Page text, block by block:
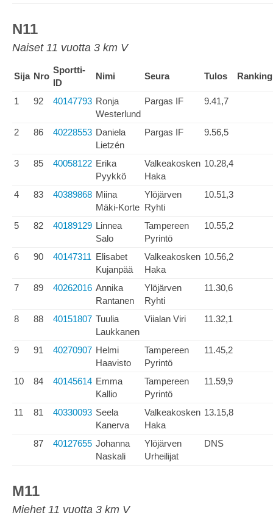
N11
Naiset 11 vuotta 3 km V
Sija Nro
Sportti-
ID
Nimi Seura Tulos Ranking
1 92 40147793 Ronja
Westerlund
Pargas IF 9.41,7
2 86 40228553 Daniela
Lietzén
Pargas IF 9.56,5
3 85 40058122 Erika
Pyykkö
Valkeakosken
Haka
10.28,4
4 83 40389868 Miina
Mäki-Korte
Ylöjärven
Ryhti
10.51,3
5 82 40189129 Linnea
Salo
Tampereen
Pyrintö
10.55,2
6 90 40147311 Elisabet
Kujanpää
Valkeakosken
Haka
10.56,2
7 89 40262016 Annika
Rantanen
Ylöjärven
Ryhti
11.30,6
8 88 40151807 Tuulia
Laukkanen
Viialan Viri 11.32,1
9 91 40270907 Helmi
Haavisto
Tampereen
Pyrintö
11.45,2
10 84 40145614 Emma
Kallio
Tampereen
Pyrintö
11.59,9
11 81 40330093 Seela
Kanerva
Valkeakosken
Haka
13.15,8
87 40127655 Johanna
Naskali
Ylöjärven
Urheilijat
DNS
M11
Miehet 11 vuotta 3 km V